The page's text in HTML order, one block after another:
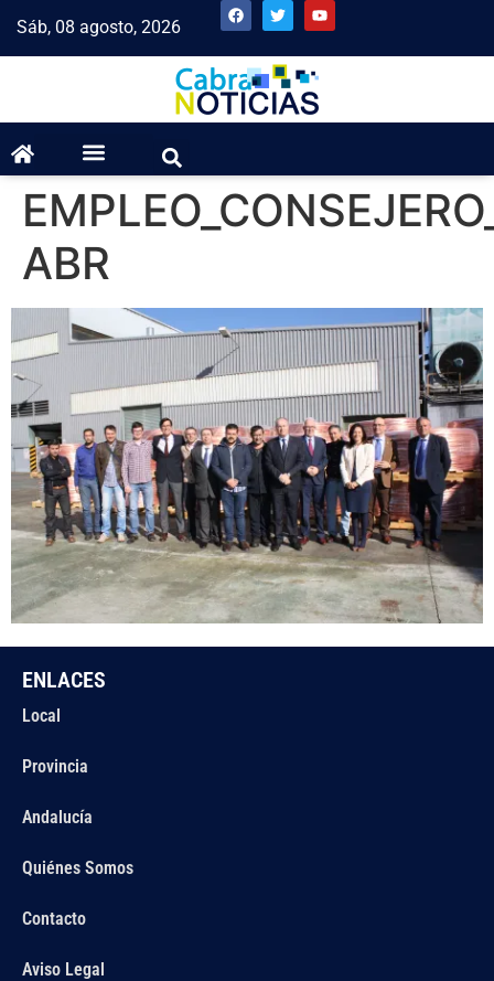
Sáb, 08 agosto, 2026
ABR
ENLACES
Local
Provincia
Andalucía
Quiénes Somos
Contacto
Aviso Legal